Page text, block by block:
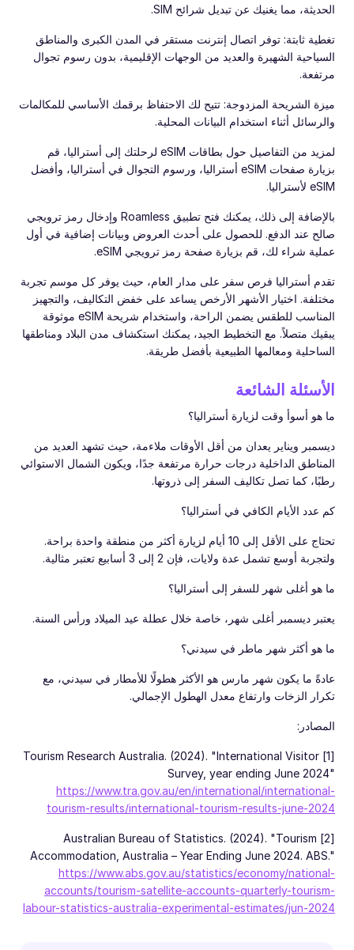
الحديثة، مما يغنيك عن تبديل شرائح SIM.
تغطية ثابتة: توفر اتصال إنترنت مستقر في المدن الكبرى والمناطق
السياحية الشهيرة والعديد من الوجهات الإقليمية، بدون رسوم تجوال
مرتفعة.
ميزة الشريحة المزدوجة: تتيح لك الاحتفاظ برقمك الأساسي للمكالمات
والرسائل أثناء استخدام البيانات المحلية.
لمزيد من التفاصيل حول بطاقات eSIM لرحلتك إلى أستراليا، قم
بزيارة صفحات eSIM أستراليا، ورسوم التجوال في أستراليا، وأفضل
eSIM لأستراليا.
بالإضافة إلى ذلك، يمكنك فتح تطبيق Roamless وإدخال رمز ترويجي
صالح عند الدفع. للحصول على أحدث العروض وبيانات إضافية في أول
عملية شراء لك، قم بزيارة صفحة رمز ترويجي eSIM.
تقدم أستراليا فرص سفر على مدار العام، حيث يوفر كل موسم تجربة
مختلفة. اختيار الأشهر الأرخص يساعد على خفض التكاليف، والتجهيز
المناسب للطقس يضمن الراحة، واستخدام شريحة eSIM موثوقة
يبقيك متصلاً. مع التخطيط الجيد، يمكنك استكشاف مدن البلاد ومناطقها
الساحلية ومعالمها الطبيعية بأفضل طريقة.
الأسئلة الشائعة
ما هو أسوأ وقت لزيارة أستراليا؟
ديسمبر ويناير يعدان من أقل الأوقات ملاءمة، حيث تشهد العديد من
المناطق الداخلية درجات حرارة مرتفعة جدًا، ويكون الشمال الاستوائي
رطبًا، كما تصل تكاليف السفر إلى ذروتها.
كم عدد الأيام الكافي في أستراليا؟
تحتاج على الأقل إلى 10 أيام لزيارة أكثر من منطقة واحدة براحة.
ولتجربة أوسع تشمل عدة ولايات، فإن 2 إلى 3 أسابيع تعتبر مثالية.
ما هو أغلى شهر للسفر إلى أستراليا؟
يعتبر ديسمبر أغلى شهر، خاصة خلال عطلة عيد الميلاد ورأس السنة.
ما هو أكثر شهر ماطر في سيدني؟
عادةً ما يكون شهر مارس هو الأكثر هطولًا للأمطار في سيدني، مع
تكرار الزخات وارتفاع معدل الهطول الإجمالي.
المصادر:
[1] Tourism Research Australia. (2024). "International Visitor
Survey, year ending June 2024"
https://www.tra.gov.au/en/international/international-
tourism-results/international-tourism-results-june-2024
[2] Australian Bureau of Statistics. (2024). "Tourism
Accommodation, Australia – Year Ending June 2024. ABS."
https://www.abs.gov.au/statistics/economy/national-
accounts/tourism-satellite-accounts-quarterly-tourism-
labour-statistics-australia-experimental-estimates/jun-2024